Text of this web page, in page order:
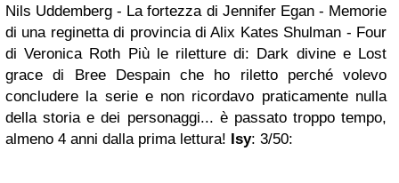
Nils Uddemberg - La fortezza di Jennifer Egan - Memorie
di una reginetta di provincia di Alix Kates Shulman - Four
di Veronica Roth Più le riletture di: Dark divine e Lost
grace di Bree Despain che ho riletto perché volevo
concludere la serie e non ricordavo praticamente nulla
della storia e dei personaggi... è passato troppo tempo,
almeno 4 anni dalla prima lettura! Isy: 3/50: